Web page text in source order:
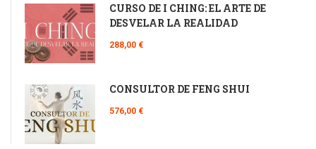
CURSO DE I CHING: EL ARTE DE
DESVELAR LA REALIDAD
288,00 €
CONSULTOR DE FENG SHUI
576,00 €